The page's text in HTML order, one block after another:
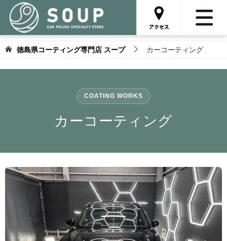
徳島県コーティング専門店 スープ カーコーティング
カーコーティング